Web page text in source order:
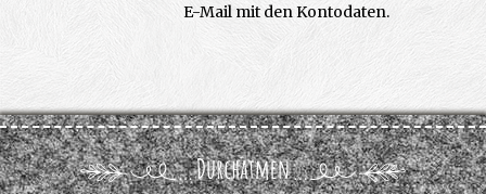
E-Mail mit den Kontodaten.